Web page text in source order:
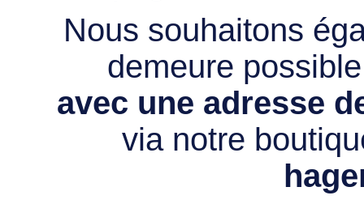
Nous souhaitons
demeure
avec une adresse
via notre